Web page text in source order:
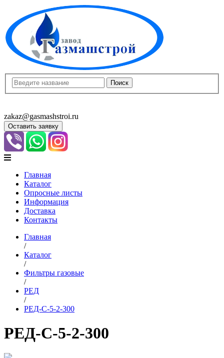
zakaz@gasmashstroi.ru
Оставить заявку
Главная
Каталог
Опросные листы
Информация
Доставка
Контакты
Главная
/
Каталог
/
Фильтры газовые
/
РЕД
/
РЕД-С-5-2-300
РЕД-С-5-2-300